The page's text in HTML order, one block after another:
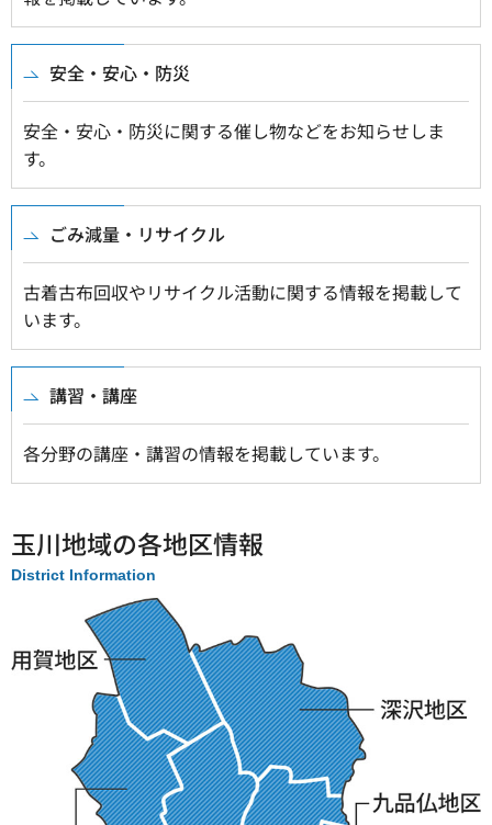
安全・安心・防災
安全・安心・防災に関する催し物などをお知らせしま
す。
ごみ減量・リサイクル
古着古布回収やリサイクル活動に関する情報を掲載して
います。
講習・講座
各分野の講座・講習の情報を掲載しています。
玉川地域の各地区情報
District Information